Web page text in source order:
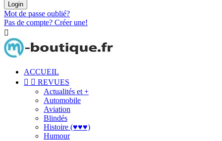
Login
Mot de passe oublié?
Pas de compte? Créer une!

ACCUEIL
  REVUES
Actualités et +
Automobile
Aviation
Blindés
Histoire (♥♥♥)
Humour